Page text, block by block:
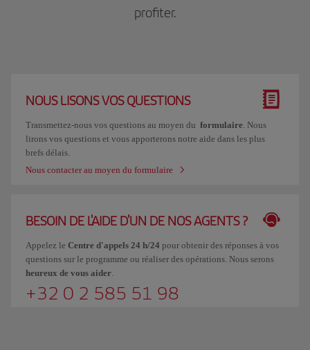
profiter.
NOUS LISONS VOS QUESTIONS
Transmettez-nous vos questions au moyen du formulaire. Nous
lirons vos questions et vous apporterons notre aide dans les plus
brefs délais.
Nous contacter au moyen du formulaire
BESOIN DE L'AIDE D'UN DE NOS AGENTS ?
Appelez le Centre d'appels 24 h/24 pour obtenir des réponses à vos
questions sur le programme ou réaliser des opérations. Nous serons
heureux de vous aider.
+32 0 2 585 51 98